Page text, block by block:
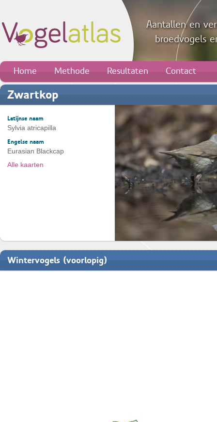
Aantallen en
broedvogels
Home Methode Resultaten Contact
Zwartkop
Latijnse naam
Sylvia atricapilla
Engelse naam
Eurasian Blackcap
Alle kaarten
Wintervogels (voorlopig)